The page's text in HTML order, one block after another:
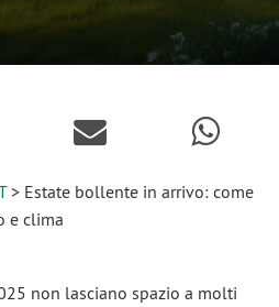
> Estate bollente in arrivo: come
e clima
non lasciano spazio a molti